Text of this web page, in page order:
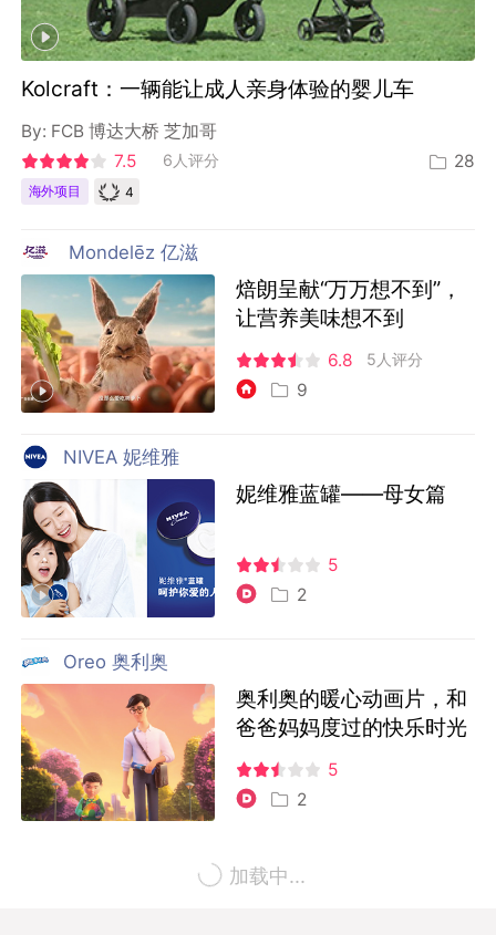
Kolcraft：一辆能让成人亲身体验的婴儿车
By: FCB 博达大桥 芝加哥
7.5
6人评分 28
海外项目 4
Mondelēz 亿滋
焙朗呈献“万万想不到”，
让营养美味想不到
6.8 5人评分
9
NIVEA 妮维雅
妮维雅蓝罐——母女篇
5
2
Oreo 奥利奥
奥利奥的暖心动画片，和
爸爸妈妈度过的快乐时光
5
2